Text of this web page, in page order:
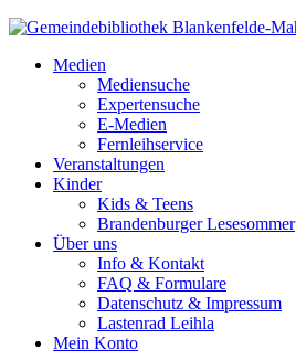
Medien
Mediensuche
Expertensuche
E-Medien
Fernleihservice
Veranstaltungen
Kinder
Kids & Teens
Brandenburger Lesesommer
Über uns
Info & Kontakt
FAQ & Formulare
Datenschutz & Impressum
Lastenrad Leihla
Mein Konto